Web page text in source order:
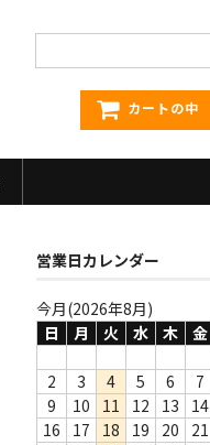
カートの中
営業日カレンダー
今月(2026年8月)
日
月 火 水 木 金
2
3 4 5 6 7
9
10 11 12 13 14
16
17 18 19 20 21